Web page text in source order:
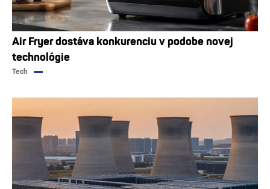
Air Fryer dostáva konkurenciu v podobe novej
technológie
Tech